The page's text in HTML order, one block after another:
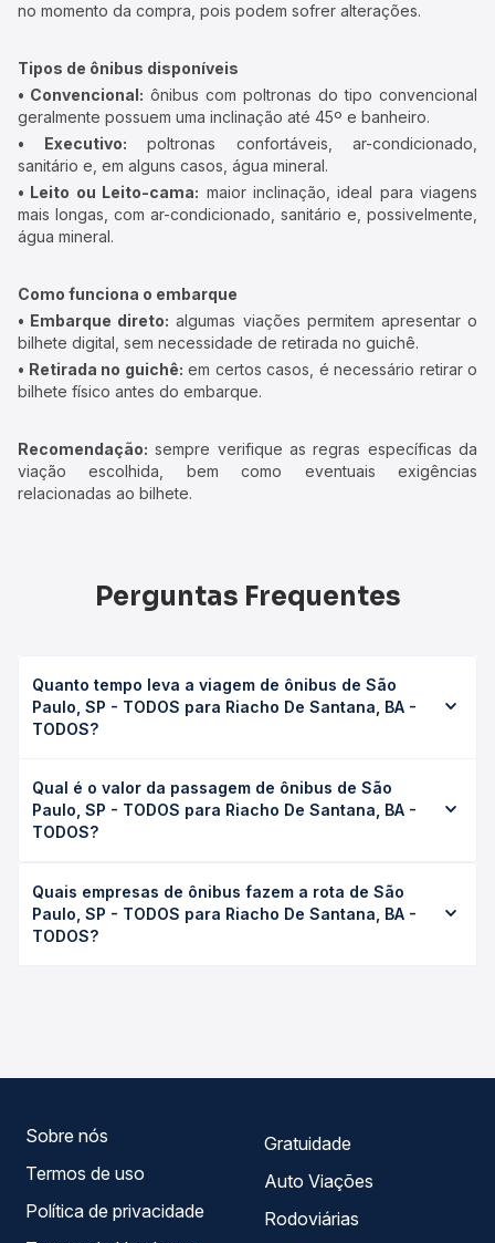
no momento da compra, pois podem sofrer alterações.
Tipos de ônibus disponíveis
• Convencional: ônibus com poltronas do tipo convencional
geralmente possuem uma inclinação até 45º e banheiro.
• Executivo: poltronas confortáveis, ar-condicionado,
sanitário e, em alguns casos, água mineral.
• Leito ou Leito-cama: maior inclinação, ideal para viagens
mais longas, com ar-condicionado, sanitário e, possivelmente,
água mineral.
Como funciona o embarque
• Embarque direto: algumas viações permitem apresentar o
bilhete digital, sem necessidade de retirada no guichê.
• Retirada no guichê: em certos casos, é necessário retirar o
bilhete físico antes do embarque.
Recomendação: sempre verifique as regras específicas da
viação escolhida, bem como eventuais exigências
relacionadas ao bilhete.
Perguntas Frequentes
Quanto tempo leva a viagem de ônibus de São
Paulo, SP - TODOS para Riacho De Santana, BA -
TODOS?
Riacho De Santana, BA - TODOS leva em média 26h
32min, podendo variar conforme a viação, o tipo de
serviço (convencional, executivo ou leito) e as condições
disponíveis e vê a duração exata de cada opção na data
desejada.
Qual é o valor da passagem de ônibus de São
Paulo, SP - TODOS para Riacho De Santana, BA -
TODOS?
TODOS para Riacho De Santana, BA - TODOS custa em
média R$ 453,55 e varia conforme a data da viagem, a
empresa, o tipo de poltrona e a antecedência da compra.
Quais empresas de ônibus fazem a rota de São
Paulo, SP - TODOS para Riacho De Santana, BA -
TODOS?
Sobre nós
Termos de uso
Política de privacidade
Gratuidade
Auto Viações
Rodoviárias